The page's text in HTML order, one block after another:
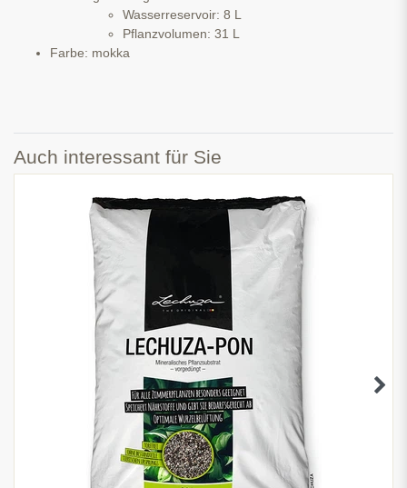
Wasserreservoir: 8 L
Pflanzvolumen: 31 L
Farbe: mokka
Auch interessant für Sie